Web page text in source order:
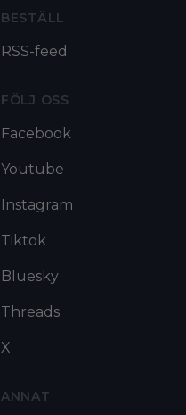
BESTÄLL
RSS-feed
FÖLJ OSS
Facebook
Youtube
Instagram
Tiktok
Bluesky
Threads
X
ANNAT